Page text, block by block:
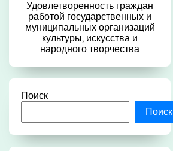
Удовлетворенность граждан
работой государственных и
муниципальных организаций
культуры, искусства и
народного творчества
Поиск
Поиск